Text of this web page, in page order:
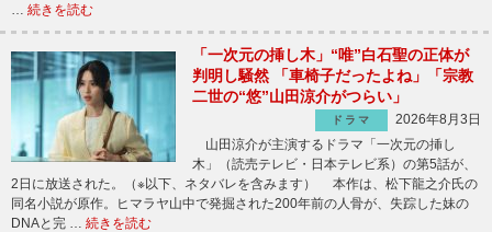
… 続きを読む
「一次元の挿し木」“唯”白石聖の正体が
判明し騒然 「車椅子だったよね」「宗教
二世の“悠”山田涼介がつらい」
ドラマ
2026年8月3日
山田涼介が主演するドラマ「一次元の挿し
木」（読売テレビ・日本テレビ系）の第5話が、
2日に放送された。（※以下、ネタバレを含みます） 本作は、松下龍之介氏の
同名小説が原作。ヒマラヤ山中で発掘された200年前の人骨が、失踪した妹の
DNAと完 … 続きを読む